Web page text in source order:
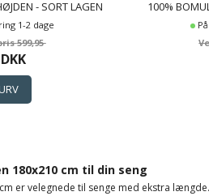
- SORT LAGEN
SATIN LAGEN
1-2 dage
599,95
DKK
100%
180x210 cm til din seng
er velegnede til senge med ekstra